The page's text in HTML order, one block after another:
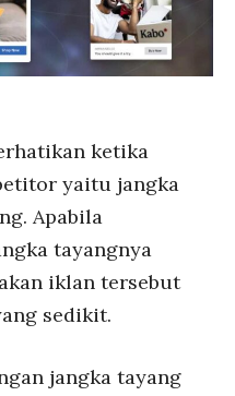
ketika
yaitu jangka
Apabila
tayangnya
iklan tersebut
sedikit.
jangka tayang